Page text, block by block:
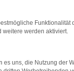
Vorteil liegt auf
Klingt gut?
weitere werden aktiviert.
es uns, die Nutzung der